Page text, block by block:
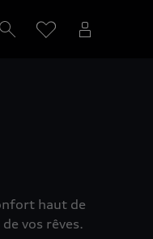
haut de
vos rêves.